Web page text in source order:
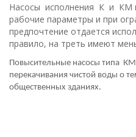
Насосы исполнения К и КM
рабочие параметры и при
предпочтение отдается
правило, на треть имеют
Повысительные насосы типа
перекачивания чистой воды о
общественных зданиях.
РАЗРЕЗ